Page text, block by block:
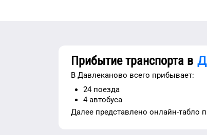
Прибытие транспорта в
В Давлеканово всего прибывает:
24 поезда
4 автобуса
Далее представлено онлайн-табло